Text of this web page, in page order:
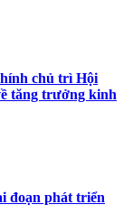
chủ trì Hội
tăng trưởng kinh
đoạn phát triển